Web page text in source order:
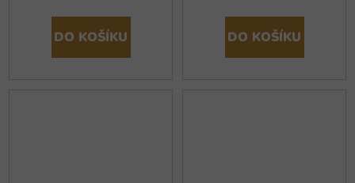
DO KOŠÍKU DO KOŠÍKU